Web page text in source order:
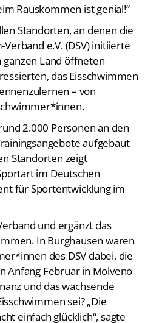
Standorten, an denen die
e.V. (DSV) initiierte
ganzen Land öffneten
das Eisschwimmen
– von
2.000 Personen an den
aufgebaut
Standorten zeigt
im Deutschen
für Sportentwicklung im
und ergänzt das
In Burghausen waren
des DSV dabei, die
Anfang Februar in Molveno
und das wachsende
sei? „Die
einfach glücklich“, sagte